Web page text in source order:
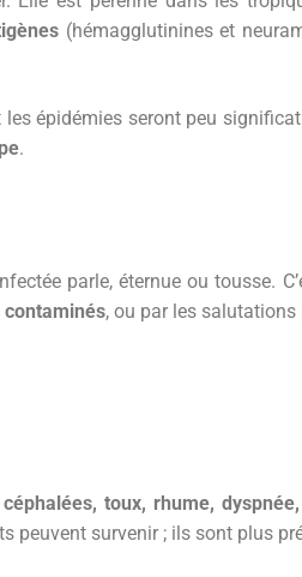
(hémagglutinines et
épidémies seront peu
.
parle, éternue ou tousse.
contaminés, ou par les
toux, rhume,
peuvent survenir ; ils sont plus